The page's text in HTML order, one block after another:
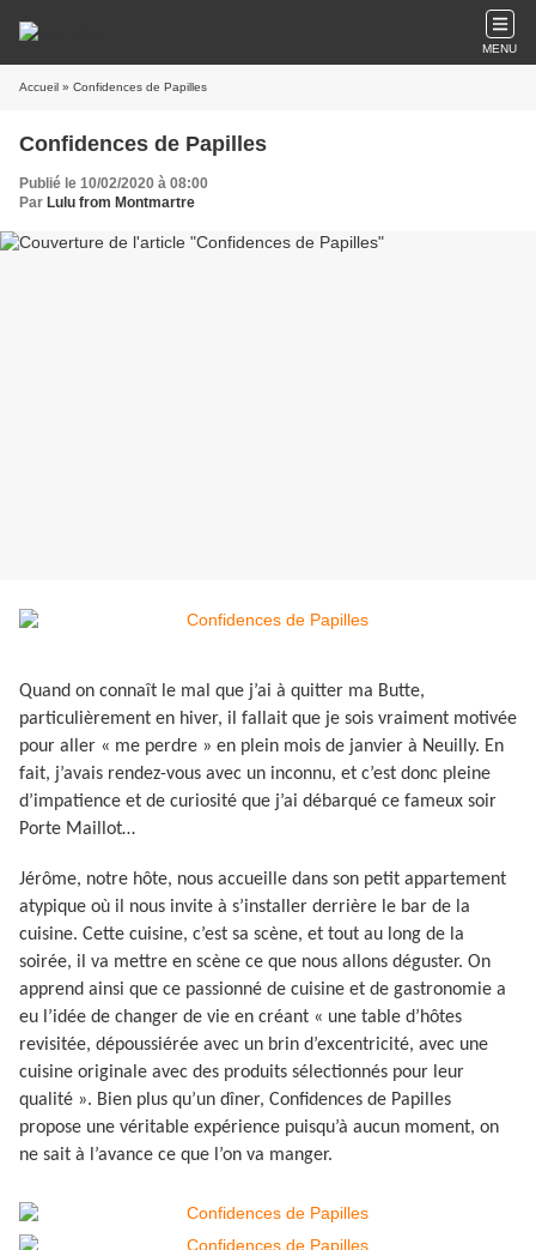
MENU
Accueil » Confidences de Papilles
Confidences de Papilles
Publié le 10/02/2020 à 08:00
Par Lulu from Montmartre
Quand on connaît le mal que j’ai à quitter ma Butte,
particulièrement en hiver, il fallait que je sois vraiment motivée
pour aller « me perdre » en plein mois de janvier à Neuilly. En
fait, j’avais rendez-vous avec un inconnu, et c’est donc pleine
d’impatience et de curiosité que j’ai débarqué ce fameux soir
Porte Maillot…
Jérôme, notre hôte, nous accueille dans son petit appartement
atypique où il nous invite à s’installer derrière le bar de la
cuisine. Cette cuisine, c’est sa scène, et tout au long de la
soirée, il va mettre en scène ce que nous allons déguster. On
apprend ainsi que ce passionné de cuisine et de gastronomie a
eu l’idée de changer de vie en créant « une table d’hôtes
revisitée, dépoussiérée avec un brin d’excentricité, avec une
cuisine originale avec des produits sélectionnés pour leur
qualité ». Bien plus qu’un dîner, Confidences de Papilles
propose une véritable expérience puisqu’à aucun moment, on
ne sait à l’avance ce que l’on va manger.